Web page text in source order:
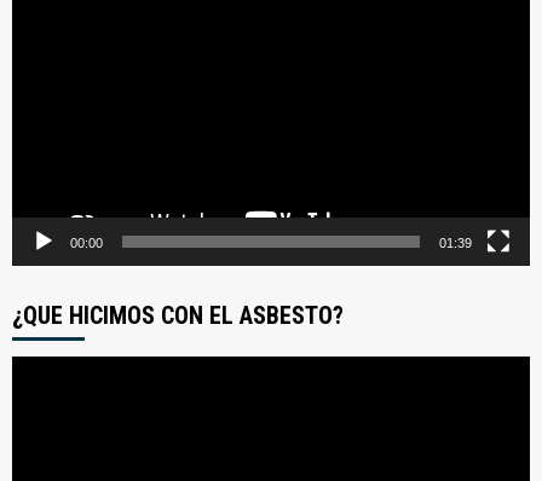
00:00 01:39
¿QUE HICIMOS CON EL ASBESTO?